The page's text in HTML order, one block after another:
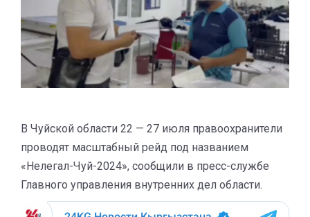
В Чуйской области 22 — 27 июля правоохранители
проводят масштабный рейд под названием
«Нелегал-Чуй-2024», сообщили в пресс-службе
Главного управления внутренних дел области.